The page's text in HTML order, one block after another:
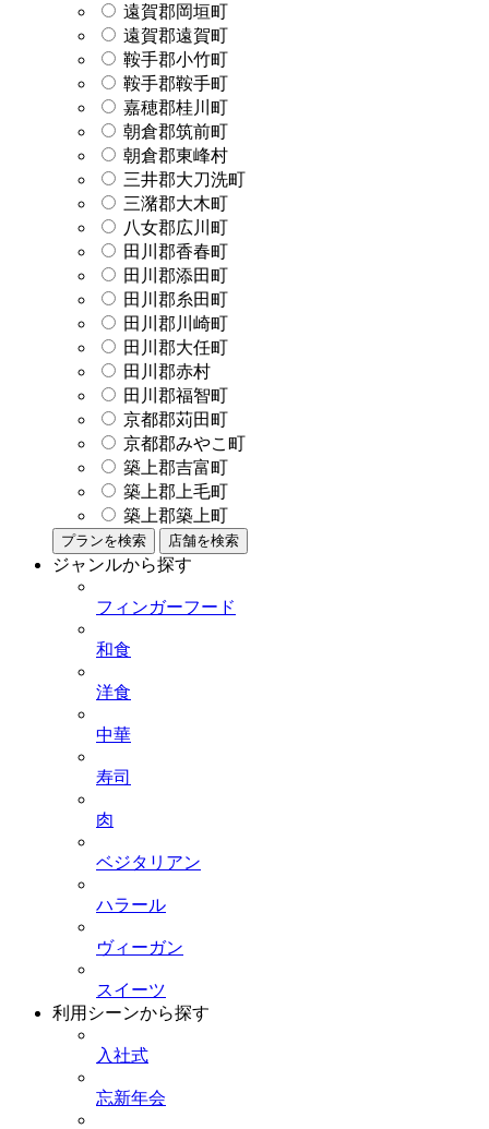
遠賀郡岡垣町
遠賀郡遠賀町
鞍手郡小竹町
鞍手郡鞍手町
嘉穂郡桂川町
朝倉郡筑前町
朝倉郡東峰村
三井郡大刀洗町
三潴郡大木町
八女郡広川町
田川郡香春町
田川郡添田町
田川郡糸田町
田川郡川崎町
田川郡大任町
田川郡赤村
田川郡福智町
京都郡苅田町
京都郡みやこ町
築上郡吉富町
築上郡上毛町
築上郡築上町
プランを検索 店舗を検索
ジャンルから探す
フィンガーフード
和食
洋食
中華
寿司
肉
ベジタリアン
ハラール
ヴィーガン
スイーツ
利用シーンから探す
入社式
忘新年会